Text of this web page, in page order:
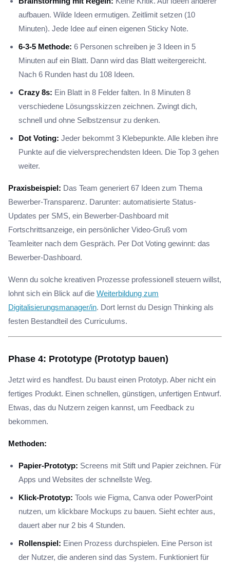
aufbauen. Wilde Ideen ermutigen. Zeitlimit setzen (10
Minuten). Jede Idee auf einen eigenen Sticky Note.
6-3-5 Methode: 6 Personen schreiben je 3 Ideen in 5
Minuten auf ein Blatt. Dann wird das Blatt weitergereicht.
Nach 6 Runden hast du 108 Ideen.
Crazy 8s: Ein Blatt in 8 Felder falten. In 8 Minuten 8
verschiedene Lösungsskizzen zeichnen. Zwingt dich,
schnell und ohne Selbstzensur zu denken.
Dot Voting: Jeder bekommt 3 Klebepunkte. Alle kleben ihre
Punkte auf die vielversprechendsten Ideen. Die Top 3 gehen
weiter.
Praxisbeispiel: Das Team generiert 67 Ideen zum Thema
Bewerber-Transparenz. Darunter: automatisierte Status-
Updates per SMS, ein Bewerber-Dashboard mit
Fortschrittsanzeige, ein persönlicher Video-Gruß vom
Teamleiter nach dem Gespräch. Per Dot Voting gewinnt: das
Bewerber-Dashboard.
Wenn du solche kreativen Prozesse professionell steuern willst,
lohnt sich ein Blick auf die Weiterbildung zum
Digitalisierungsmanager/in. Dort lernst du Design Thinking als
festen Bestandteil des Curriculums.
Phase 4: Prototype (Prototyp bauen)
Jetzt wird es handfest. Du baust einen Prototyp. Aber nicht ein
fertiges Produkt. Einen schnellen, günstigen, unfertigen Entwurf.
Etwas, das du Nutzern zeigen kannst, um Feedback zu
bekommen.
Methoden:
Papier-Prototyp: Screens mit Stift und Papier zeichnen. Für
Apps und Websites der schnellste Weg.
Klick-Prototyp: Tools wie Figma, Canva oder PowerPoint
nutzen, um klickbare Mockups zu bauen. Sieht echter aus,
dauert aber nur 2 bis 4 Stunden.
Rollenspiel: Einen Prozess durchspielen. Eine Person ist
der Nutzer, die anderen sind das System. Funktioniert für